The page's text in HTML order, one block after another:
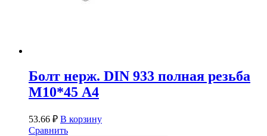
Болт нерж. DIN 933 полная резьба
М10*45 А4
53.66 ₽ В корзину
Сравнить